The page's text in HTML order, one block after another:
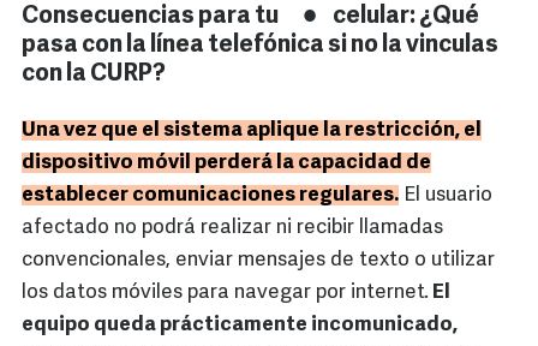
Consecuencias para tu
celular: ¿Qué
pasa con la línea telefónica si no la vinculas
con la CURP?
Una vez que el sistema aplique la restricción, el
dispositivo móvil perderá la capacidad de
establecer comunicaciones regulares. El usuario
afectado no podrá realizar ni recibir llamadas
convencionales, enviar mensajes de texto o utilizar
los datos móviles para navegar por internet. El
equipo queda prácticamente incomunicado,